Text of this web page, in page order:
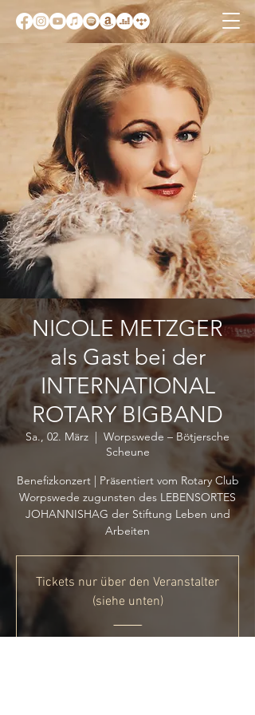
NICOLE METZGER
als Gast bei der
INTERNATIONAL
ROTARY BIGBAND
Sa., 02. März
  |
Worpswede – Bötjersche
Scheune
Benefizkonzert | Präsentiert vom Rotary Club
Worpswede zugunsten des LEBENSORTES
JOHANNISHAG der Stiftung Leben und
Arbeiten
Tickets nur über den Veranstalter
(siehe unten)
_____